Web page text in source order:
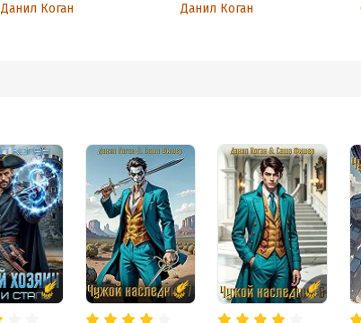
Данил Коган
Данил Коган